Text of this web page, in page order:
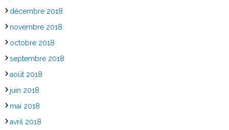
décembre 2018
novembre 2018
octobre 2018
septembre 2018
août 2018
juin 2018
mai 2018
avril 2018